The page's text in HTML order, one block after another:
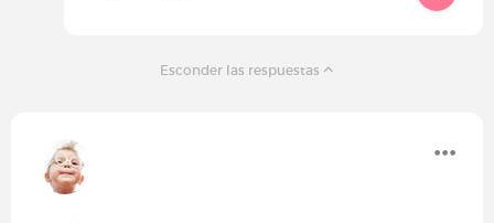
Esconder las respuestas